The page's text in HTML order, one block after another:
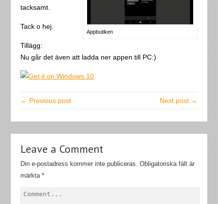
Appbutiken
tacksamt.
Tack o hej.
Tillägg:
Nu går det även att ladda ner appen till PC:)
← Previous post Next post →
Leave a Comment
Din e-postadress kommer inte publiceras. Obligatoriska fält är
märkta*